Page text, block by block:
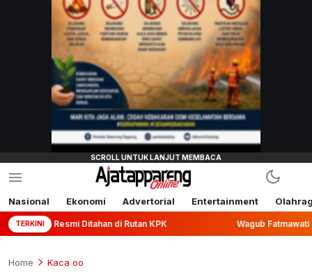
Nasional Ekonomi Advertorial Entertainment
TERKINI
Ditahan di Rutan KPK Wagub Fatmawati Rusdi Lepas
Home Kaca oo